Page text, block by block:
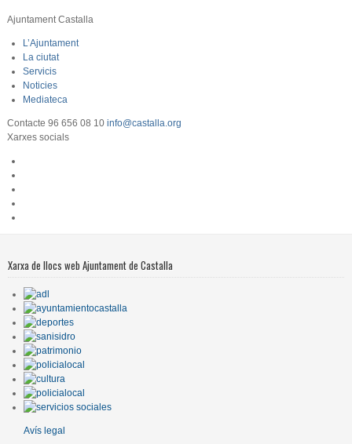
Ajuntament Castalla
L’Ajuntament
La ciutat
Servicis
Noticies
Mediateca
Contacte 96 656 08 10 info@castalla.org
Xarxes socials
Xarxa de llocs web Ajuntament de Castalla
Avís legal